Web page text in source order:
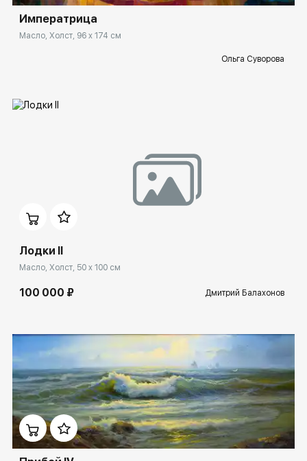
Императрица
Масло, Холст, 96 x 174 см
Ольга Суворова
ekb.rakovgallery.ru
Лодки II
Масло, Холст, 50 x 100 см
100 000 ₽ Дмитрий Балахонов
Домен: ekb.rakovgallery.ru